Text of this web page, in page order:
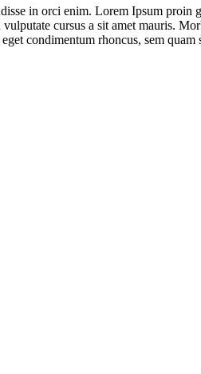
in orci enim. Lorem Ipsum
cursus a sit amet mauris.
condimentum rhoncus, sem